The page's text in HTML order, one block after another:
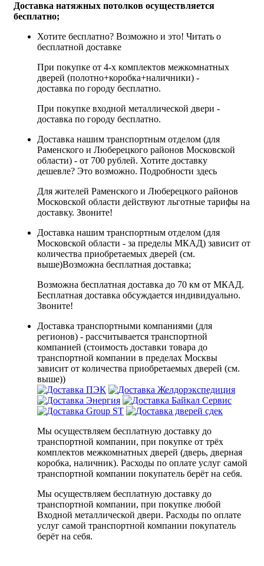
Доставка натяжных потолков осуществляется
бесплатно;
Хотите бесплатно? Возможно и это! Читать о
бесплатной доставке
При покупке от 4-х комплектов межкомнатных
дверей (полотно+коробка+наличники) -
доставка по городу бесплатно.
При покупке входной металлической двери -
доставка по городу бесплатно.
Доставка нашим транспортным отделом (для
Раменского и Люберецкого районов Московской
области) - от 700 рублей. Хотите доставку
дешевле? Это возможно. Подробности здесь
Для жителей Раменского и Люберецкого районов
Московской области действуют льготные тарифы на
доставку. Звоните!
Доставка нашим транспортным отделом (для
Московской области - за пределы МКАД) зависит от
количества приобретаемых дверей (см.
выше)Возможна бесплатная доставка;
Возможна бесплатная доставка до 70 км от МКАД.
Бесплатная доставка обсуждается индивидуально.
Звоните!
Доставка транспортными компаниями (для
регионов) - рассчитывается транспортной
компанией (стоимость доставки товара до
транспортной компании в пределах Москвы
зависит от количества приобретаемых дверей (см.
выше))
Мы осуществляем бесплатную доставку до
транспортной компании, при покупке от трёх
комплектов межкомнатных дверей (дверь, дверная
коробка, наличник). Расходы по оплате услуг самой
транспортной компании покупатель берёт на себя.
Мы осуществляем бесплатную доставку до
транспортной компании, при покупке любой
Входной металлической двери. Расходы по оплате
услуг самой транспортной компании покупатель
берёт на себя.